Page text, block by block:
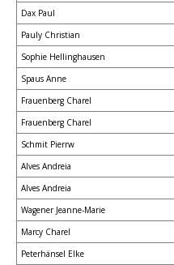
Dax Paul
Pauly Christian
Sophie Hellinghausen
Spaus Anne
Frauenberg Charel
Frauenberg Charel
Schmit Pierrw
Alves Andreia
Alves Andreia
Wagener Jeanne-Marie
Marcy Charel
Peterhänsel Elke